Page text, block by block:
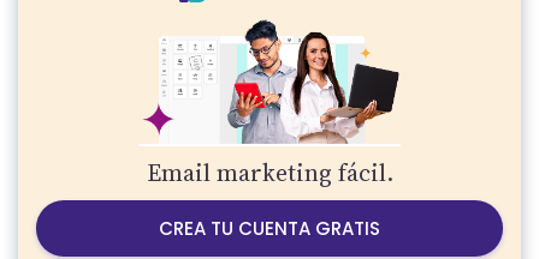
Email marketing fácil.
CREA TU CUENTA GRATIS